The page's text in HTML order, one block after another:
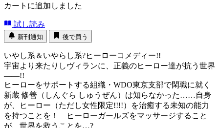
カートに追加しました
試し読み
新刊通知 後で買う
いやし系＆いやらし系?ヒーローコメディー!!
宇宙より来たりしヴィランに、正義のヒーロー達が抗う世界
――!!
ヒーローをサポートする組織・WDO東京支部で閑職に就く
新蔵 修善（しんぐら しゅうぜん）は知らなかった……自身
が、ヒーロー（ただし女性限定!!!!）を治癒する未知の能力
を持つことを！ ヒーローガールズをマッサージすること
が、世界を救うことを…?